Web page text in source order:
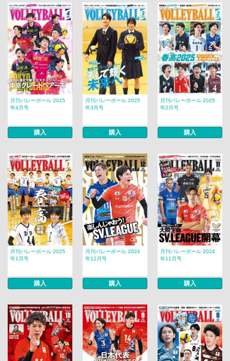
月刊バレーボール 2025
年4月号
購入
月刊バレーボール 2025
年3月号
購入
月刊バレーボール 2025
年2月号
購入
月刊バレーボール 2025
年1月号
購入
月刊バレーボール 2024
年12月号
購入
月刊バレーボール 2024
年11月号
購入